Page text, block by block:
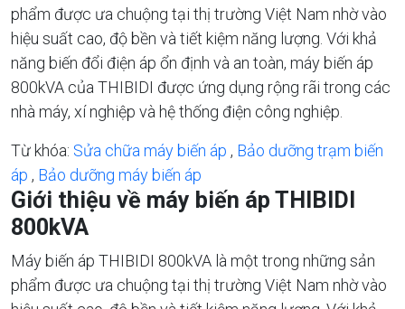
phẩm được ưa chuộng tại thị trường Việt Nam nhờ vào
hiệu suất cao, độ bền và tiết kiệm năng lượng. Với khả
năng biến đổi điện áp ổn định và an toàn, máy biến áp
800kVA của THIBIDI được ứng dụng rộng rãi trong các
nhà máy, xí nghiệp và hệ thống điện công nghiệp.
Từ khóa: Sửa chữa máy biến áp , Bảo dưỡng trạm biến
áp , Bảo dưỡng máy biến áp
Giới thiệu về máy biến áp THIBIDI
800kVA
Máy biến áp THIBIDI 800kVA là một trong những sản
phẩm được ưa chuộng tại thị trường Việt Nam nhờ vào